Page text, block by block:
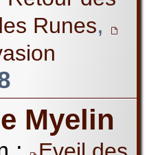
Runes,
Myelin